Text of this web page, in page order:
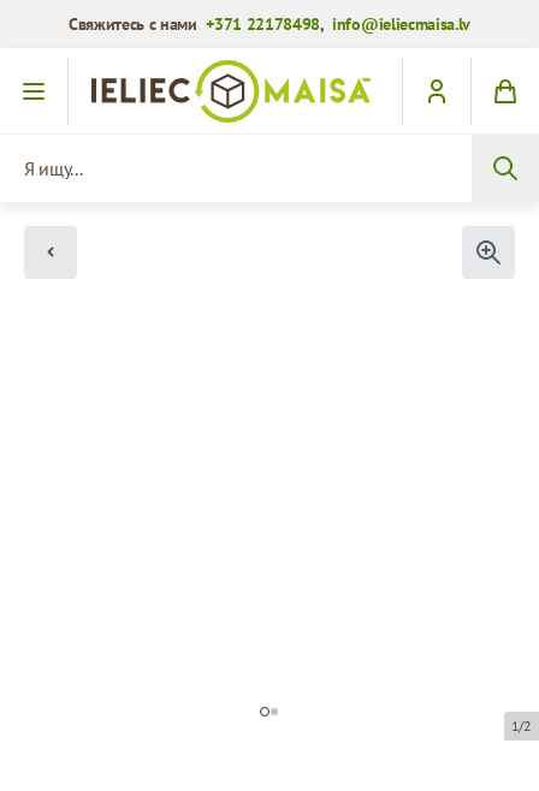
Свяжитесь с нами+371 22178498,info@ieliecmaisa.lv
Перейти к содержимому
1/2